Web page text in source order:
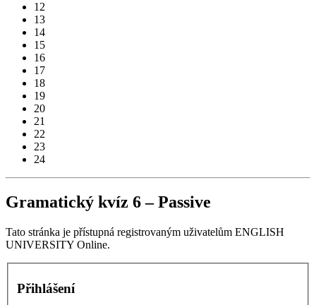
12
13
14
15
16
17
18
19
20
21
22
23
24
Gramatický kvíz 6 – Passive
Tato stránka je přístupná registrovaným uživatelům ENGLISH
UNIVERSITY Online.
Přihlášení